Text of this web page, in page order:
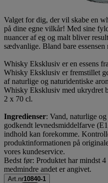
Valget for dig, der vil skabe en
på dine egne vilkår! Med sine
nuancer af eg og malt bliver
sædvanlige. Bland bare
Whisky Eksklusiv er en essens
Whisky Eksklusiv er fremstillet
af naturlige og naturidentiske
Whisky Eksklusiv med ukrydret
2 x 70 cl.
Ingredienser: Vand, naturlige
godkendt levnedsmiddelfarve
indhold kan forekomme.
produktinformationen på
vores kundeservice.
Bedst før: Produktet har mindst
medmindre andet er angivet.
Art.nr10840-1